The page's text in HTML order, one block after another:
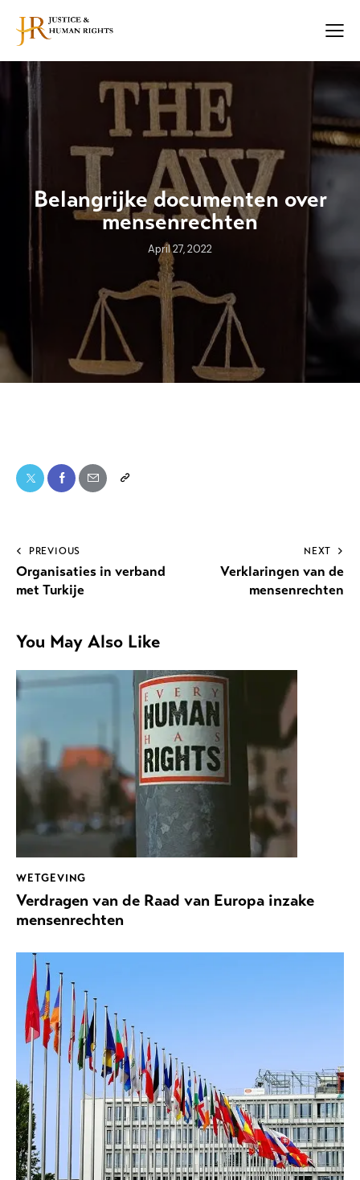
Belangrijke documenten over
mensenrechten
April 27, 2022
PREVIOUS
Organisaties in verband
met Turkije
NEXT
Verklaringen van de
mensenrechten
You May Also Like
WETGEVING
Verdragen van de Raad van Europa inzake
mensenrechten